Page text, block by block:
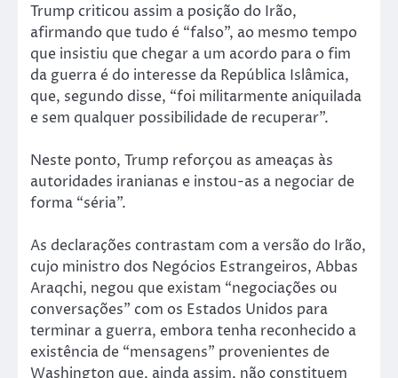
Trump criticou assim a posição do Irão,
afirmando que tudo é “falso”, ao mesmo tempo
que insistiu que chegar a um acordo para o fim
da guerra é do interesse da República Islâmica,
que, segundo disse, “foi militarmente aniquilada
e sem qualquer possibilidade de recuperar”.
Neste ponto, Trump reforçou as ameaças às
autoridades iranianas e instou-as a negociar de
forma “séria”.
As declarações contrastam com a versão do Irão,
cujo ministro dos Negócios Estrangeiros, Abbas
Araqchi, negou que existam “negociações ou
conversações” com os Estados Unidos para
terminar a guerra, embora tenha reconhecido a
existência de “mensagens” provenientes de
Washington que, ainda assim, não constituem